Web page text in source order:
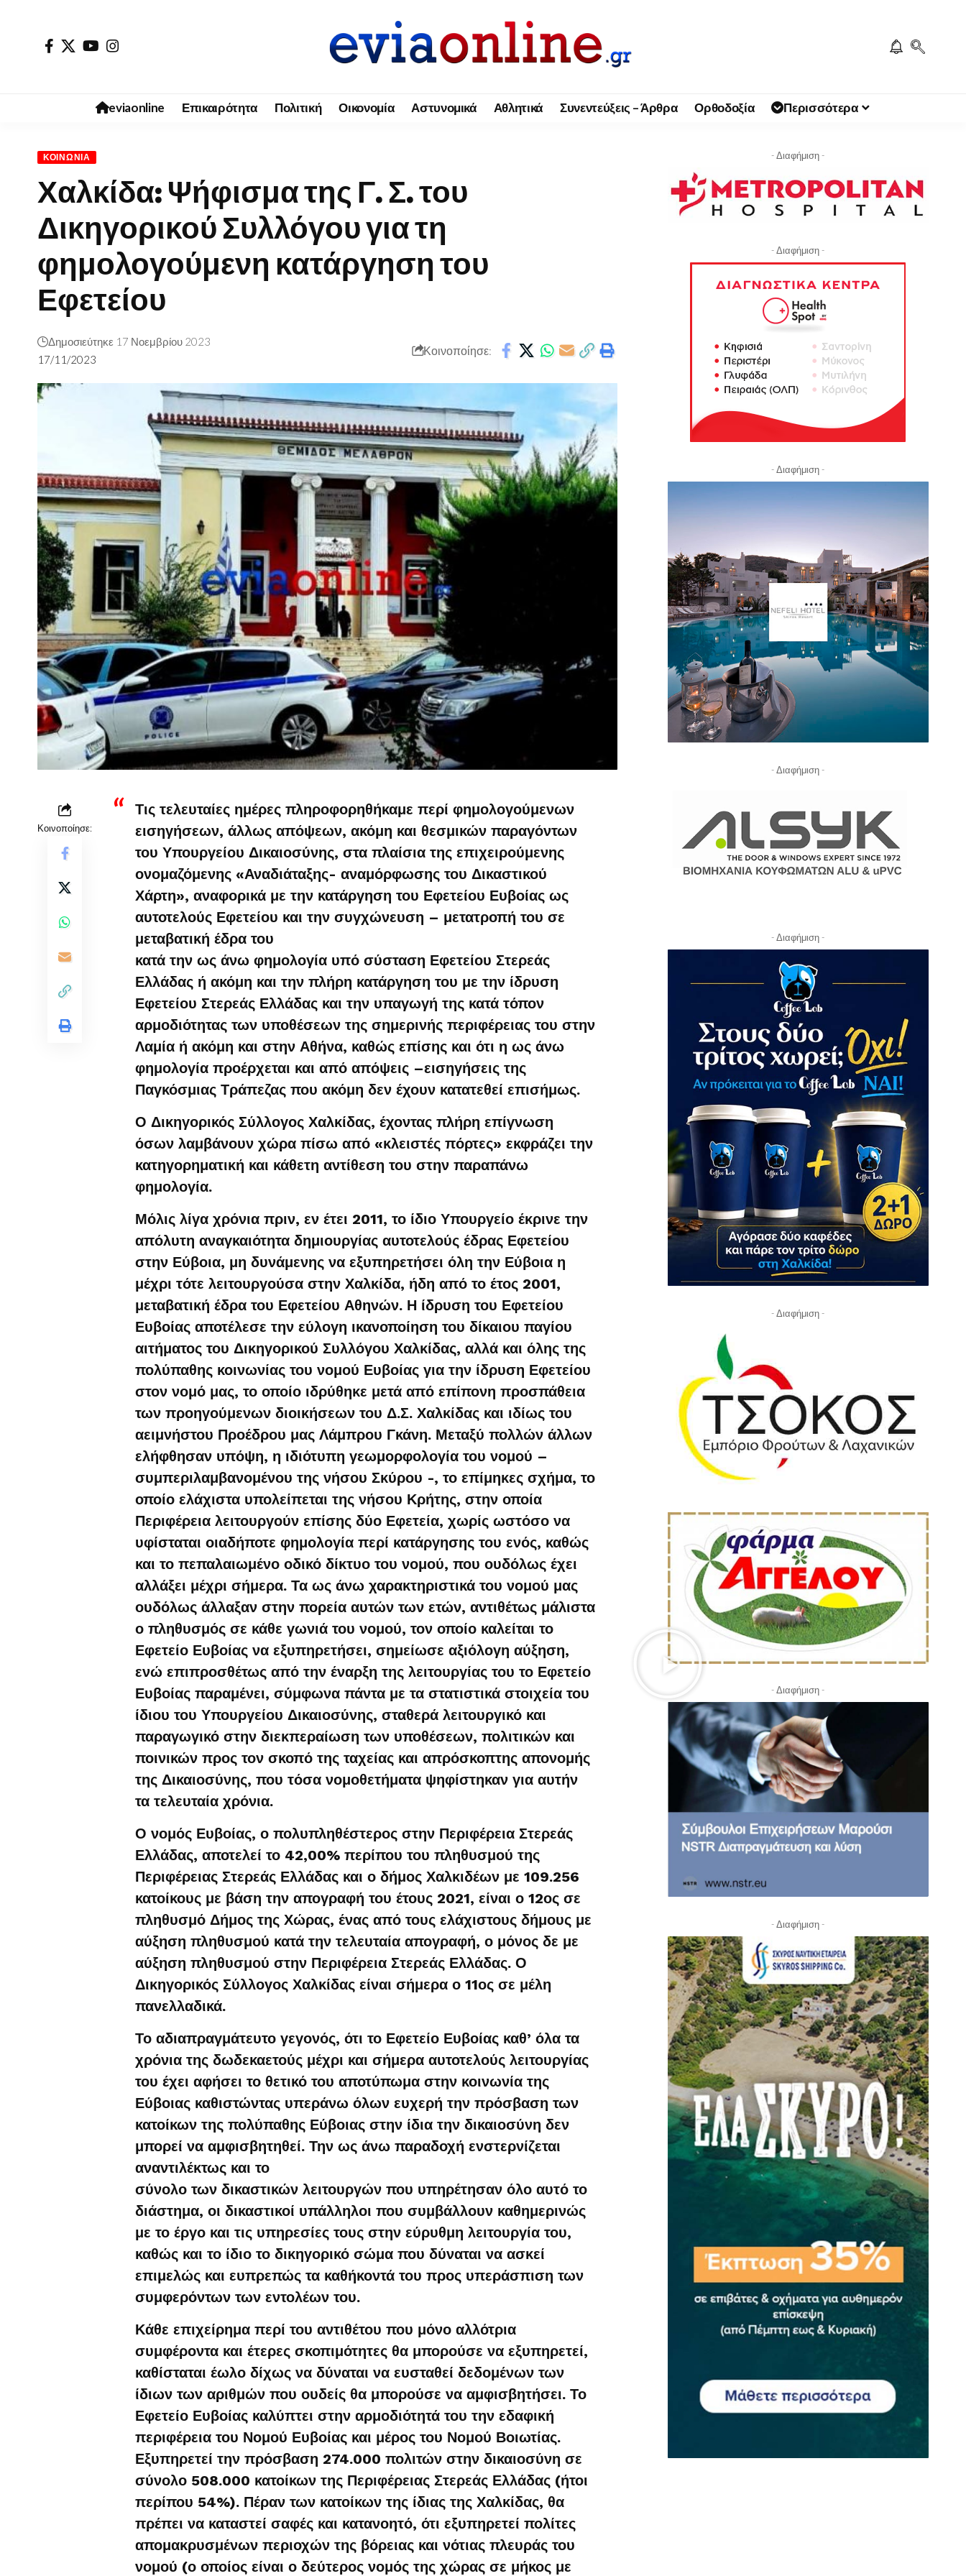
eviaonline Επικαιρότητα Πολιτική Οικονομία Αστυνομικά Αθλητικά Συνεντεύξεις – Άρθρα Ορθοδοξία Περισσότερα
ΚΟΙΝΩΝΊΑ
Χαλκίδα: Ψήφισμα της Γ. Σ. του
Δικηγορικού Συλλόγου για τη
φημολογούμενη κατάργηση του
Εφετείου
17/11/2023
Δημοσιεύτηκε 17 Νοεμβρίου 2023
Κοινοποίησε:
Κοινοποίησε:
Τις τελευταίες ημέρες πληροφορηθήκαμε περί φημολογούμενων
εισηγήσεων, άλλως απόψεων, ακόμη και θεσμικών παραγόντων
του Υπουργείου Δικαιοσύνης, στα πλαίσια της επιχειρούμενης
ονομαζόμενης «Αναδιάταξης- αναμόρφωσης του Δικαστικού
Χάρτη», αναφορικά με την κατάργηση του Εφετείου Ευβοίας ως
αυτοτελούς Εφετείου και την συγχώνευση – μετατροπή του σε
μεταβατική έδρα του
κατά την ως άνω φημολογία υπό σύσταση Εφετείου Στερεάς
Ελλάδας ή ακόμη και την πλήρη κατάργηση του με την ίδρυση
Εφετείου Στερεάς Ελλάδας και την υπαγωγή της κατά τόπον
αρμοδιότητας των υποθέσεων της σημερινής περιφέρειας του στην
Λαμία ή ακόμη και στην Αθήνα, καθώς επίσης και ότι η ως άνω
φημολογία προέρχεται και από απόψεις –εισηγήσεις της
Παγκόσμιας Τράπεζας που ακόμη δεν έχουν κατατεθεί επισήμως.
Ο Δικηγορικός Σύλλογος Χαλκίδας, έχοντας πλήρη επίγνωση
όσων λαμβάνουν χώρα πίσω από «κλειστές πόρτες» εκφράζει την
κατηγορηματική και κάθετη αντίθεση του στην παραπάνω
φημολογία.
Μόλις λίγα χρόνια πριν, εν έτει 2011, το ίδιο Υπουργείο έκρινε την
απόλυτη αναγκαιότητα δημιουργίας αυτοτελούς έδρας Εφετείου
στην Εύβοια, μη δυνάμενης να εξυπηρετήσει όλη την Εύβοια η
μέχρι τότε λειτουργούσα στην Χαλκίδα, ήδη από το έτος 2001,
μεταβατική έδρα του Εφετείου Αθηνών. Η ίδρυση του Εφετείου
Ευβοίας αποτέλεσε την εύλογη ικανοποίηση του δίκαιου παγίου
αιτήματος του Δικηγορικού Συλλόγου Χαλκίδας, αλλά και όλης της
πολύπαθης κοινωνίας του νομού Ευβοίας για την ίδρυση Εφετείου
στον νομό μας, το οποίο ιδρύθηκε μετά από επίπονη προσπάθεια
των προηγούμενων διοικήσεων του Δ.Σ. Χαλκίδας και ιδίως του
αειμνήστου Προέδρου μας Λάμπρου Γκάνη. Μεταξύ πολλών άλλων
ελήφθησαν υπόψη, η ιδιότυπη γεωμορφολογία του νομού –
συμπεριλαμβανομένου της νήσου Σκύρου -, το επίμηκες σχήμα, το
οποίο ελάχιστα υπολείπεται της νήσου Κρήτης, στην οποία
Περιφέρεια λειτουργούν επίσης δύο Εφετεία, χωρίς ωστόσο να
υφίσταται οιαδήποτε φημολογία περί κατάργησης του ενός, καθώς
και το πεπαλαιωμένο οδικό δίκτυο του νομού, που ουδόλως έχει
αλλάξει μέχρι σήμερα. Τα ως άνω χαρακτηριστικά του νομού μας
ουδόλως άλλαξαν στην πορεία αυτών των ετών, αντιθέτως μάλιστα
ο πληθυσμός σε κάθε γωνιά του νομού, τον οποίο καλείται το
Εφετείο Ευβοίας να εξυπηρετήσει, σημείωσε αξιόλογη αύξηση,
ενώ επιπροσθέτως από την έναρξη της λειτουργίας του το Εφετείο
Ευβοίας παραμένει, σύμφωνα πάντα με τα στατιστικά στοιχεία του
ίδιου του Υπουργείου Δικαιοσύνης, σταθερά λειτουργικό και
παραγωγικό στην διεκπεραίωση των υποθέσεων, πολιτικών και
ποινικών προς τον σκοπό της ταχείας και απρόσκοπτης απονομής
της Δικαιοσύνης, που τόσα νομοθετήματα ψηφίστηκαν για αυτήν
τα τελευταία χρόνια.
Ο νομός Ευβοίας, ο πολυπληθέστερος στην Περιφέρεια Στερεάς
Ελλάδας, αποτελεί το 42,00% περίπου του πληθυσμού της
Περιφέρειας Στερεάς Ελλάδας και ο δήμος Χαλκιδέων με 109.256
κατοίκους με βάση την απογραφή του έτους 2021, είναι ο 12ος σε
πληθυσμό Δήμος της Χώρας, ένας από τους ελάχιστους δήμους με
αύξηση πληθυσμού κατά την τελευταία απογραφή, ο μόνος δε με
αύξηση πληθυσμού στην Περιφέρεια Στερεάς Ελλάδας. Ο
Δικηγορικός Σύλλογος Χαλκίδας είναι σήμερα ο 11ος σε μέλη
πανελλαδικά.
Το αδιαπραγμάτευτο γεγονός, ότι το Εφετείο Ευβοίας καθ’ όλα τα
χρόνια της δωδεκαετούς μέχρι και σήμερα αυτοτελούς λειτουργίας
του έχει αφήσει το θετικό του αποτύπωμα στην κοινωνία της
Εύβοιας καθιστώντας υπεράνω όλων ευχερή την πρόσβαση των
κατοίκων της πολύπαθης Εύβοιας στην ίδια την δικαιοσύνη δεν
μπορεί να αμφισβητηθεί. Την ως άνω παραδοχή ενστερνίζεται
αναντιλέκτως και το
σύνολο των δικαστικών λειτουργών που υπηρέτησαν όλο αυτό το
διάστημα, οι δικαστικοί υπάλληλοι που συμβάλλουν καθημερινώς
με το έργο και τις υπηρεσίες τους στην εύρυθμη λειτουργία του,
καθώς και το ίδιο το δικηγορικό σώμα που δύναται να ασκεί
επιμελώς και ευπρεπώς τα καθήκοντά του προς υπεράσπιση των
συμφερόντων των εντολέων του.
Κάθε επιχείρημα περί του αντιθέτου που μόνο αλλότρια
συμφέροντα και έτερες σκοπιμότητες θα μπορούσε να εξυπηρετεί,
καθίσταται έωλο δίχως να δύναται να ευσταθεί δεδομένων των
ίδιων των αριθμών που ουδείς θα μπορούσε να αμφισβητήσει. Το
Εφετείο Ευβοίας καλύπτει στην αρμοδιότητά του την εδαφική
περιφέρεια του Νομού Ευβοίας και μέρος του Νομού Βοιωτίας.
Εξυπηρετεί την πρόσβαση 274.000 πολιτών στην δικαιοσύνη σε
σύνολο 508.000 κατοίκων της Περιφέρειας Στερεάς Ελλάδας (ήτοι
περίπου 54%). Πέραν των κατοίκων της ίδιας της Χαλκίδας, θα
πρέπει να καταστεί σαφές και κατανοητό, ότι εξυπηρετεί πολίτες
απομακρυσμένων περιοχών της βόρειας και νότιας πλευράς του
νομού (ο οποίος είναι ο δεύτερος νομός της χώρας σε μήκος με
- Διαφήμιση -
- Διαφήμιση -
- Διαφήμιση -
- Διαφήμιση -
- Διαφήμιση -
- Διαφήμιση -
- Διαφήμιση -
- Διαφήμιση -